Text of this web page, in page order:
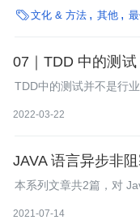
佳作者。不久前，他发
论，吸引了不少读者参
文化 & 方法 其他
07｜TDD 中的测
TDD中的测试并不是行
反馈的低成本的研发测
们要从发现问题和定位
2022-03-22
JAVA 语言异步非
本系列文章共2篇，对
2021-07-14